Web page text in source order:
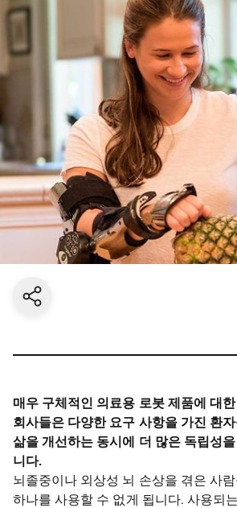
Share current page
매우 구체적인 의료용 로봇 제품에 대
회사들은 다양한 요구 사항을 가진 환
삶을 개선하는 동시에 더 많은 독립성
니다.
뇌졸중이나 외상성 뇌 손상을 겪은 사
하나를 사용할 수 없게 됩니다. 사용되